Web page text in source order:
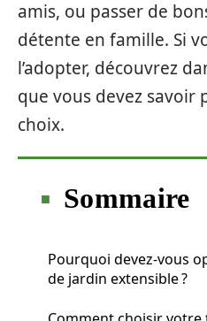
amis, ou passer de
détente en famille. Si
l’adopter, découvrez
que vous devez savoir
choix.
Sommaire
Pourquoi devez-vous
de jardin extensible ?